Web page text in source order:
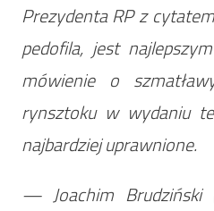
Prezydenta RP z
pedofila, jest
mówienie o
rynsztoku w wydaniu
najbardziej uprawnione.
— Joachim Brudziński